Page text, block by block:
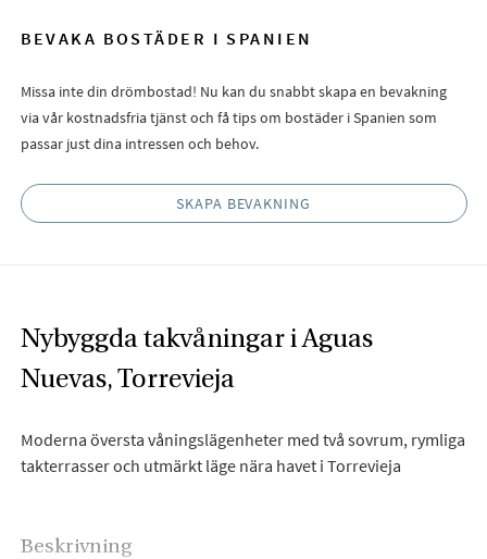
BEVAKA BOSTÄDER I SPANIEN
Missa inte din drömbostad! Nu kan du snabbt skapa en bevakning
via vår kostnadsfria tjänst och få tips om bostäder i Spanien som
passar just dina intressen och behov.
SKAPA BEVAKNING
Nybyggda takvåningar i Aguas
Nuevas, Torrevieja
Moderna översta våningslägenheter med två sovrum, rymliga
takterrasser och utmärkt läge nära havet i Torrevieja
Beskrivning